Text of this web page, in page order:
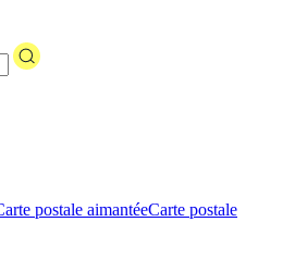
postale aimantéeCarte postale